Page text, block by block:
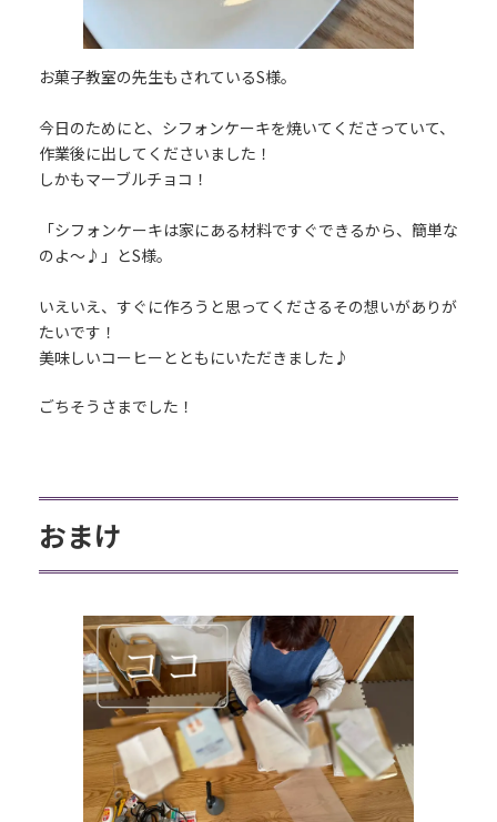
お菓子教室の先生もされているS様。
今日のためにと、シフォンケーキを焼いてくださっていて、
作業後に出してくださいました！
しかもマーブルチョコ！
「シフォンケーキは家にある材料ですぐできるから、簡単な
のよ～♪」とS様。
いえいえ、すぐに作ろうと思ってくださるその想いがありが
たいです！
美味しいコーヒーとともにいただきました♪
ごちそうさまでした！
おまけ